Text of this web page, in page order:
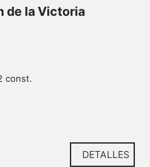
de la Victoria
const.
DETALLES